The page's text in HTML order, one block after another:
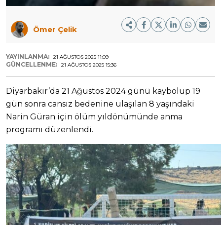
Ömer Çelik
YAYINLANMA: 21 AĞUSTOS 2025 11:09
GÜNCELLENME: 21 AĞUSTOS 2025 15:36
Diyarbakır’da 21 Ağustos 2024 günü kaybolup 19
gün sonra cansız bedenine ulaşılan 8 yaşındaki
Narin Güran için ölüm yıldönümünde anma
programı düzenlendi.